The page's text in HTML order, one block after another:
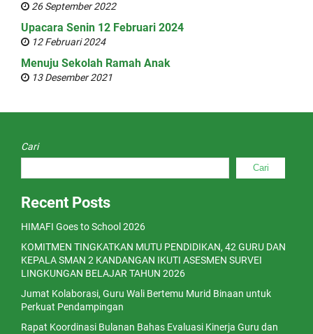
26 September 2022
Upacara Senin 12 Februari 2024
12 Februari 2024
Menuju Sekolah Ramah Anak
13 Desember 2021
Cari
Cari
Recent Posts
HIMAFI Goes to School 2026
KOMITMEN TINGKATKAN MUTU PENDIDIKAN, 42 GURU DAN
KEPALA SMAN 2 KANDANGAN IKUTI ASESMEN SURVEI
LINGKUNGAN BELAJAR TAHUN 2026
Jumat Kolaborasi, Guru Wali Bertemu Murid Binaan untuk
Perkuat Pendampingan
Rapat Koordinasi Bulanan Bahas Evaluasi Kinerja Guru dan